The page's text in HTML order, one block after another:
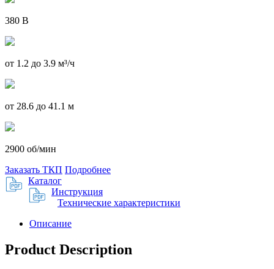
380 В
от 1.2 до 3.9 м³/ч
от 28.6 до 41.1 м
2900 об/мин
Заказать ТКП Подробнее
Каталог
Инструкция
Технические характеристики
Описание
Product Description